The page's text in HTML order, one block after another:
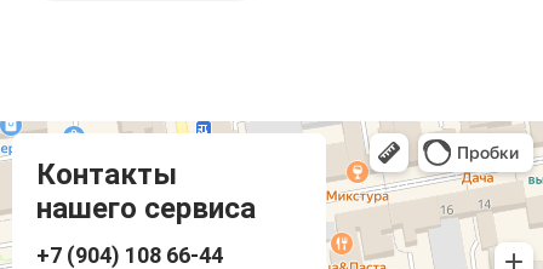
Контакты
нашего сервиса
+7 (904) 108 66-44
Компмастер
Тамбов
Носовская улица, 1